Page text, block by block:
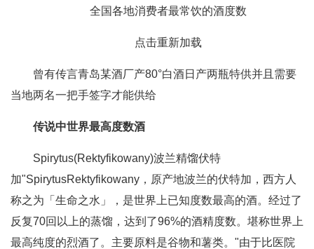
全国各地消费者最常饮的酒度数
点击重新加载
曾有传言青岛某酒厂产80°白酒日产两瓶特供并且需要
当地两名一把手签字才能供给
传说中世界最高度数酒
Spirytus(Rektyfikowany)波兰精馏伏特
加"SpirytusRektyfikowany，原产地波兰的伏特加，西方人
称之为「生命之水」，是世界上已知度数最高的酒。经过了
反复70回以上的蒸馏，达到了96%的酒精度数。堪称世界上
最高纯度的烈酒了。主要原料是谷物和薯类。"由于比医院